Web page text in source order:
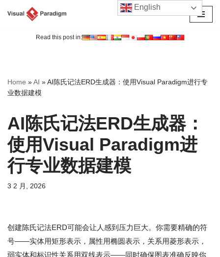
Read this post in:
Home »AI »AI陈氏记法ERD生成器：使用Visual Paradigm进行专
业数据建模
AI陈氏记法ERD生成器：
使用Visual Paradigm进
行专业数据建模
3 2 月, 2026
创建陈氏记法ERD可能会让人感到压力巨大。你需要精确的符
号——实体用矩形表示，属性用椭圆表示，关系用菱形表示，
弱实体和标识性关系用双线表示——同时确保图表准确反映你
English